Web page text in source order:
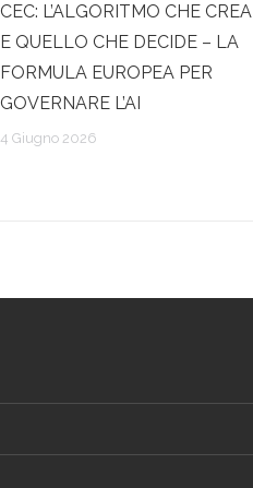
CEC: L’ALGORITMO CHE CREA
E QUELLO CHE DECIDE – LA
FORMULA EUROPEA PER
GOVERNARE L’AI
4 Giugno 2026